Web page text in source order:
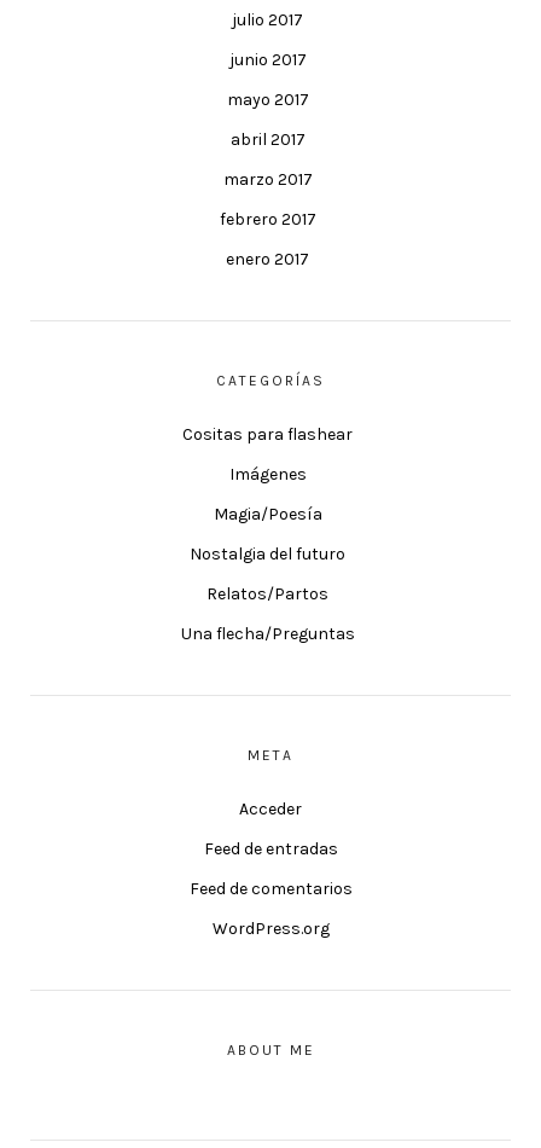
julio 2017
junio 2017
mayo 2017
abril 2017
marzo 2017
febrero 2017
enero 2017
CATEGORÍAS
Cositas para flashear
Imágenes
Magia/Poesía
Nostalgia del futuro
Relatos/Partos
Una flecha/Preguntas
META
Acceder
Feed de entradas
Feed de comentarios
WordPress.org
ABOUT ME